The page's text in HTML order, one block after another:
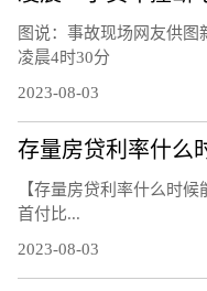
图说：事故现场网友供图
凌晨4时30分
2023-08-03
【存量房贷利率什么时
首付比...
2023-08-03